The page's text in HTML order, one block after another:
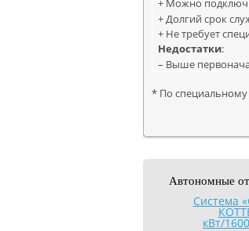
+ Можно
+ Долгий срок
+ Не требует
Недостатки:
– Выше
* По специальному
Автономные
Система
кВт/